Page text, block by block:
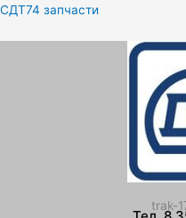
Перейти
СДТ74 запчасти
trak-
Искать: